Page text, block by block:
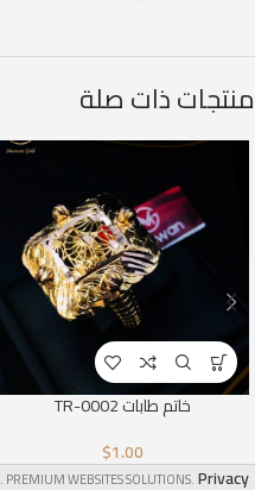
منتجات ذات صلة
خاتم طابات TR-0002
$1.00
. PREMIUM WEBSITES SOLUTIONS.Privacy